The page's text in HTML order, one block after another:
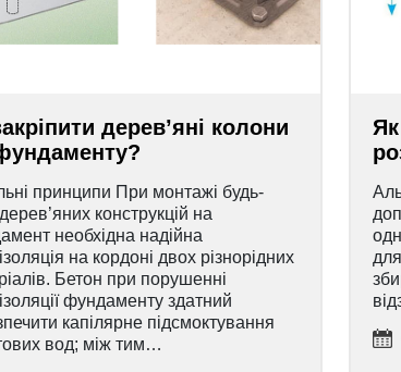
дерев’яні колони
принципи При монтажі будь-
конструкцій на
необхідна надійна
на кордоні двох різнорідних
Бетон при порушенні
фундаменту здатний
капілярне підсмоктування
вод; між тим…